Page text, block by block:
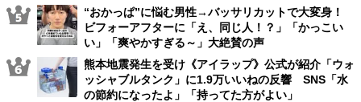
“おかっぱ”に悩む男性→バッサリカットで大変身！
ビフォーアフターに「え、同じ人！？」「かっこい
い」「爽やかすぎる～」大絶賛の声
熊本地震発生を受け《アイラップ》公式が紹介「ウォ
ッシャブルタンク」に1.9万いいねの反響 SNS「水
の節約になったよ」「持ってた方がよい」